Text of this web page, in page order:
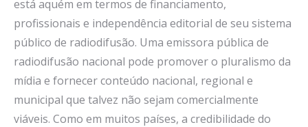
está aquém em termos de financiamento,
profissionais e independência editorial de seu sistema
público de radiodifusão. Uma emissora pública de
radiodifusão nacional pode promover o pluralismo da
mídia e fornecer conteúdo nacional, regional e
municipal que talvez não sejam comercialmente
viáveis. Como em muitos países, a credibilidade do